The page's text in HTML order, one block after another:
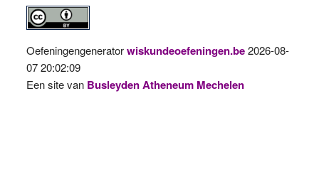
Oefeningengeneratorwiskundeoefeningen.be2026-08-
07 20:02:09
Een site van Busleyden Atheneum Mechelen